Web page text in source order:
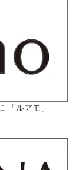
「ルアモ」